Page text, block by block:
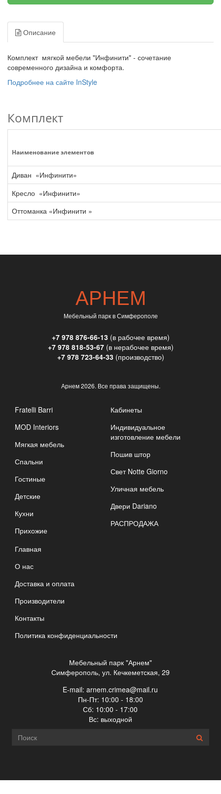
Описание
Комплект мягкой мебели "Инфинити" - сочетание
современного дизайна и комфорта.
Подробнее на сайте InStyle
Комплект
Наименование элементов
Диван «Инфинити»
Кресло «Инфинити»
Оттоманка «Инфинити »
АРНЕМ
Мебельный парк в Симферополе
+7 978 876-66-13(в рабочее время)
+7 978 818-53-67(в нерабочее время)
+7 978 723-64-33(производство)
Арнем2026. Все права защищены.
Fratelli Barri
MOD Interiors
Мягкая мебель
Спальни
Гостиные
Детские
Кухни
Прихожие
Кабинеты
Индивидуальное
изготовление мебели
Пошив штор
Свет Notte Giorno
Уличная мебель
Двери Dariano
РАСПРОДАЖА
Главная
О нас
Доставка и оплата
Производители
Контакты
Политика конфиденциальности
Мебельный парк "Арнем"
Симферополь, ул. Кечкеметская, 29
E-mail:arnem.crimea@mail.ru
Пн-Пт: 10:00 - 18:00
Сб: 10:00 - 17:00
Вс: выходной